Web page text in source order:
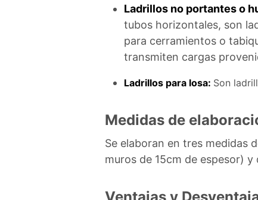
Ladrillos no portantes o
tubos horizontales, son
para cerramientos o
transmiten cargas
Ladrillos para losa: Son
Medidas de
Se elaboran en tres medidas
muros de 15cm de espesor)